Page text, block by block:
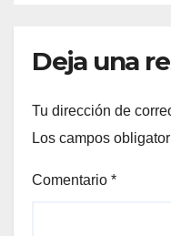
Deja una
Tu dirección de
Los campos
Comentario *